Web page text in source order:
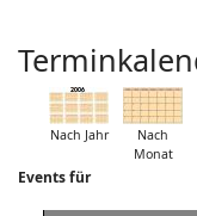
Nach Jahr
Nach
Monat
Events für